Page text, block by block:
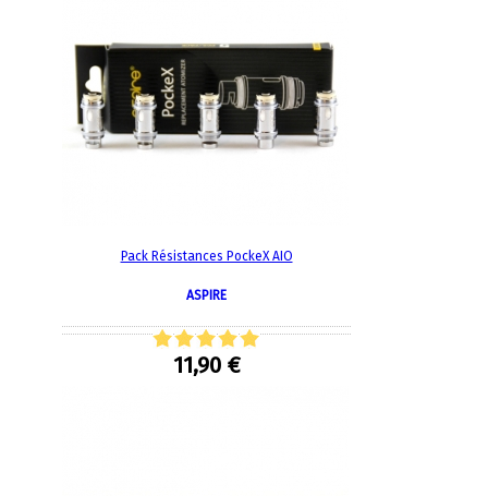
Pack Résistances PockeX AIO
ASPIRE
11,90 €